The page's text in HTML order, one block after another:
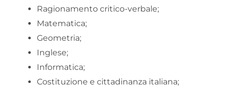
Ragionamento critico-verbale;
Matematica;
Geometria;
Inglese;
Informatica;
Costituzione e cittadinanza italiana;